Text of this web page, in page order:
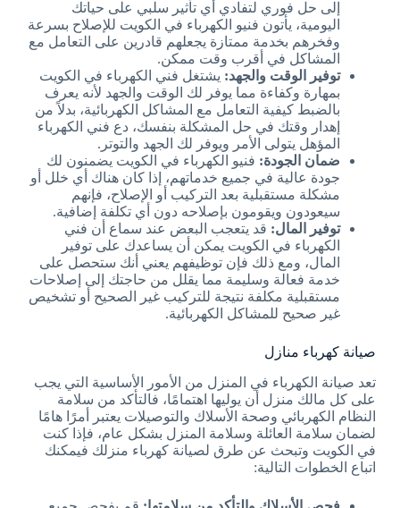
إلى حل فوري لتفادي أي تأثير سلبي على حياتك
اليومية، يأتون فنيو الكهرباء في الكويت للإصلاح بسرعة
وفخرهم بخدمة ممتازة يجعلهم قادرين على التعامل مع
المشاكل في أقرب وقت ممكن.
توفير الوقت والجهد: يشتغل فني الكهرباء في الكويت
بمهارة وكفاءة مما يوفر لك الوقت والجهد لأنه يعرف
بالضبط كيفية التعامل مع المشاكل الكهربائية، بدلاً من
إهدار وقتك في حل المشكلة بنفسك، دع فني الكهرباء
المؤهل يتولى الأمر ويوفر لك الجهد والتوتر.
ضمان الجودة: فنيو الكهرباء في الكويت يضمنون لك
جودة عالية في جميع خدماتهم، إذا كان هناك أي خلل أو
مشكلة مستقبلية بعد التركيب أو الإصلاح، فإنهم
سيعودون ويقومون بإصلاحه دون أي تكلفة إضافية.
توفير المال: قد يتعجب البعض عند سماع أن فني
الكهرباء في الكويت يمكن أن يساعدك على توفير
المال، ومع ذلك فإن توظيفهم يعني أنك ستحصل على
خدمة فعالة وسليمة مما يقلل من حاجتك إلى إصلاحات
مستقبلية مكلفة نتيجة للتركيب غير الصحيح أو تشخيص
غير صحيح للمشاكل الكهربائية.
صيانة كهرباء منازل
تعد صيانة الكهرباء في المنزل من الأمور الأساسية التي يجب
على كل مالك منزل أن يوليها اهتمامًا، فالتأكد من سلامة
النظام الكهربائي وصحة الأسلاك والتوصيلات يعتبر أمرًا هامًا
لضمان سلامة العائلة وسلامة المنزل بشكل عام، فإذا كنت
في الكويت وتبحث عن طرق لصيانة كهرباء منزلك فيمكنك
اتباع الخطوات التالية: